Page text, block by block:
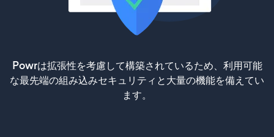
Powrは拡張性を考慮して構築されているため、利用可能
な最先端の組み込みセキュリティと大量の機能を備えてい
ます。